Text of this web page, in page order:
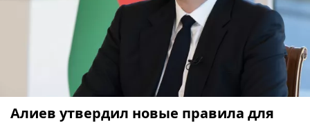
Алиев утвердил новые правила для